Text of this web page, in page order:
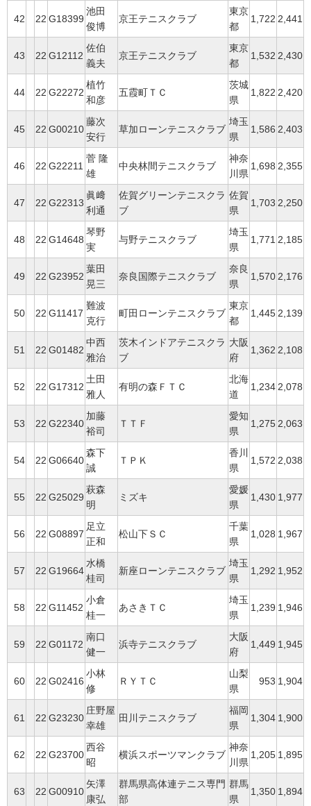
42 22 G18399
池田
俊博
京王テニスクラブ
東京
都
1,722 2,441
43 22 G12112
佐伯
義夫
京王テニスクラブ
東京
都
1,532 2,430
44 22 G22272
植竹
和彦
五霞町ＴＣ
茨城
県
1,822 2,420
45 22 G00210
藤次
安行
草加ローンテニスクラブ
埼玉
県
1,586 2,403
46 22 G22211
菅 隆
雄
中央林間テニスクラブ
神奈
川県
1,698 2,355
47 22 G22313
眞﨑
利通
佐賀グリーンテニスクラ
ブ
佐賀
県
1,703 2,250
48 22 G14648
琴野
実
与野テニスクラブ
埼玉
県
1,771 2,185
49 22 G23952
葉田
晃三
奈良国際テニスクラブ
奈良
県
1,570 2,176
50 22 G11417
難波
克行
町田ローンテニスクラブ
東京
都
1,445 2,139
51 22 G01482
中西
雅治
茨木インドアテニスクラ
ブ
大阪
府
1,362 2,108
52 22 G17312
土田
雅人
有明の森ＦＴＣ
北海
道
1,234 2,078
53 22 G22340
加藤
裕司
ＴＴＦ
愛知
県
1,275 2,063
54 22 G06640
森下
誠
ＴＰＫ
香川
県
1,572 2,038
55 22 G25029
萩森
明
ミズキ
愛媛
県
1,430 1,977
56 22 G08897
足立
正和
松山下ＳＣ
千葉
県
1,028 1,967
57 22 G19664
水橋
桂司
新座ローンテニスクラブ
埼玉
県
1,292 1,952
58 22 G11452
小倉
桂一
あさきＴＣ
埼玉
県
1,239 1,946
59 22 G01172
南口
健一
浜寺テニスクラブ
大阪
府
1,449 1,945
60 22 G02416
小林
修
ＲＹＴＣ
山梨
県
953 1,904
61 22 G23230
庄野屋
幸雄
田川テニスクラブ
福岡
県
1,304 1,900
62 22 G23700
西谷
昭
横浜スポーツマンクラブ
神奈
川県
1,205 1,895
63 22 G00910
矢澤
康弘
群馬県高体連テニス専門
部
群馬
県
1,350 1,894